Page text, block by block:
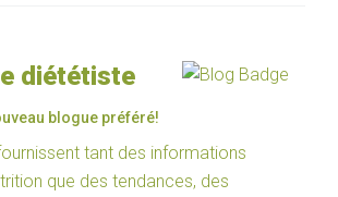
diététiste
blogue préféré!
tant des informations
que des tendances, des